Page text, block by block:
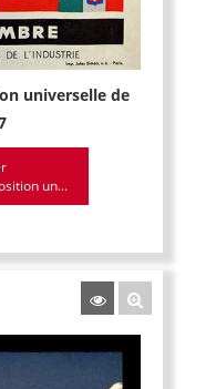
universelle de
un...